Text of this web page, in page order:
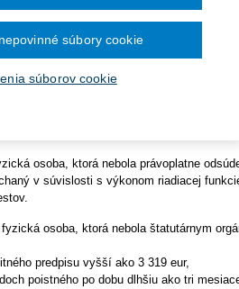
alebo právnického smeru
v dĺžke najmenej 5 rokov,
zameraný na zabezpečenie vyrovnaného
zdrojov, personálnu politiku,
perspektívy a spôsoby uplatnenia
osoba, ktorá nebola právoplatne
v súvislosti s výkonom riadiacej
osoba, ktorá nebola štatutárnym
predpisu vyšší ako 3 319 eur,
poistného po dobu dlhšiu ako tri
súborov cookie
súbory cookie